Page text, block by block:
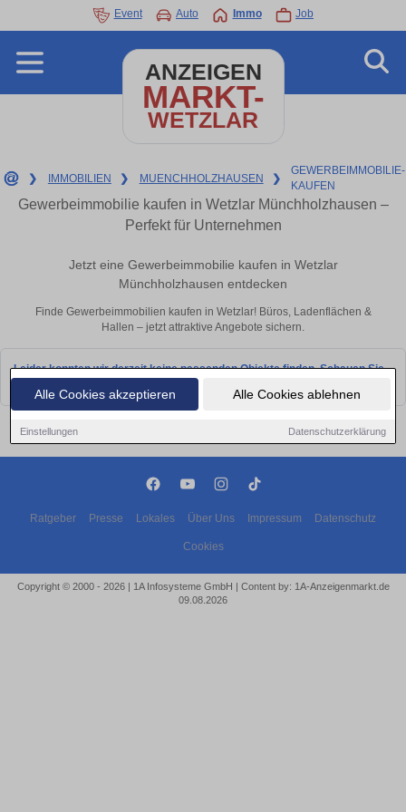
Alle Cookies akzeptieren Alle Cookies ablehnen
Einstellungen Datenschutzerklärung
Event Auto Immo Job
ANZEIGEN
MARKT-
WETZLAR
❯ IMMOBILIEN ❯ MUENCHHOLZHAUSEN ❯
GEWERBEIMMOBILIE-
KAUFEN
Gewerbeimmobilie kaufen in Wetzlar Münchholzhausen –
Perfekt für Unternehmen
Jetzt eine Gewerbeimmobilie kaufen in Wetzlar
Münchholzhausen entdecken
Finde Gewerbeimmobilien kaufen in Wetzlar! Büros, Ladenflächen &
Hallen – jetzt attraktive Angebote sichern.
Leider konnten wir derzeit keine passenden Objekte finden. Schauen Sie
Ratgeber Presse Lokales Über Uns Impressum Datenschutz
Cookies
Copyright © 2000 - 2026 | 1A Infosysteme GmbH | Content by: 1A-Anzeigenmarkt.de
09.08.2026